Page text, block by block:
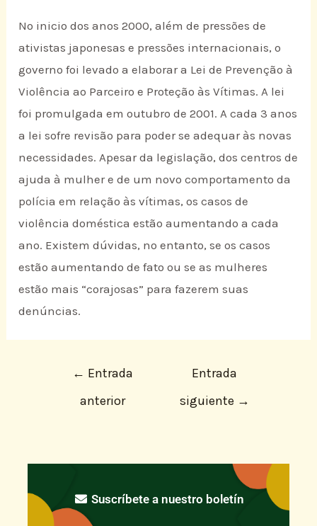
No inicio dos anos 2000, além de pressões de
ativistas japonesas e pressões internacionais, o
governo foi levado a elaborar a Lei de Prevenção à
Violência ao Parceiro e Proteção às Vítimas. A lei
foi promulgada em outubro de 2001. A cada 3 anos
a lei sofre revisão para poder se adequar às novas
necessidades. Apesar da legislação, dos centros de
ajuda à mulher e de um novo comportamento da
polícia em relação às vítimas, os casos de
violência doméstica estão aumentando a cada
ano. Existem dúvidas, no entanto, se os casos
estão aumentando de fato ou se as mulheres
estão mais “corajosas” para fazerem suas
denúncias.
← Entrada
anterior
Entrada
siguiente →
Suscríbete a nuestro boletín